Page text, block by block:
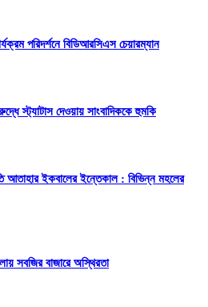
পরিদর্শনে বিডিআরসিএস চেয়ারম্যান
স্ট্যাটাস দেওয়ায় সাংবাদিককে হুমকি
আতাহার ইকবালের ইন্তেকাল : বিভিন্ন মহলের
সবজির বাজারে অস্থিরতা